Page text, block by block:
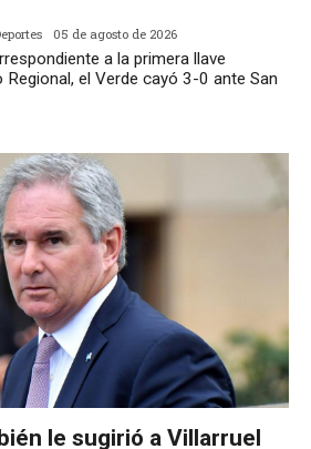
05 de agosto de 2026
a la primera llave
el Verde cayó 3-0 ante San
le sugirió a Villarruel